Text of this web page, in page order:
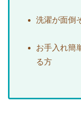
洗濯が面倒
お手入れ簡
る方